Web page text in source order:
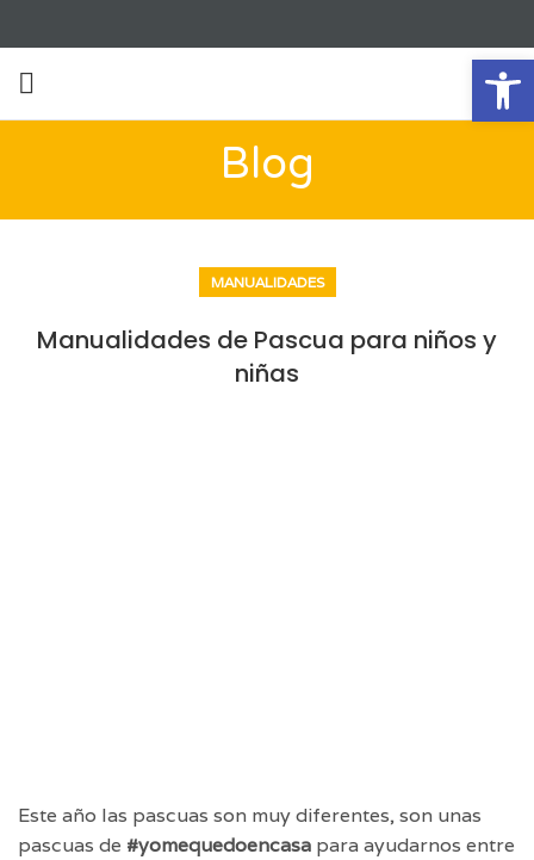
Blog
MANUALIDADES
Manualidades de Pascua para niños y
niñas
Este año las pascuas son muy diferentes, son unas
pascuas de #yomequedoencasa para ayudarnos entre